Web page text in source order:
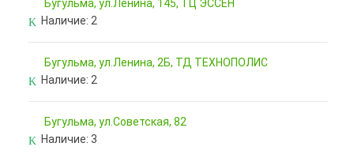
Бугульма, ул.Ленина, 145, ТЦ ЭССЕН
Наличие: 2
Бугульма, ул.Ленина, 2Б, ТД ТЕХНОПОЛИС
Наличие: 2
Бугульма, ул.Советская, 82
Наличие: 3